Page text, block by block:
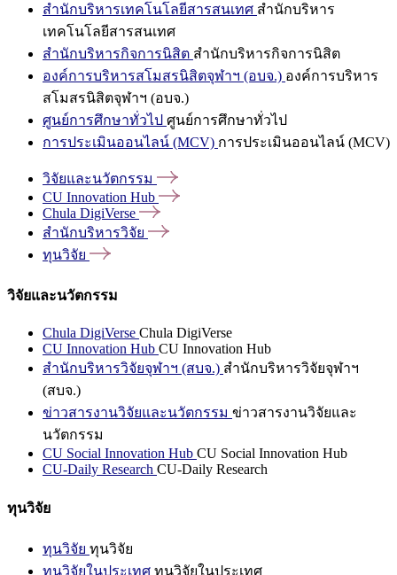
สำนักบริหารเทคโนโลยีสารสนเทศ สำนักบริหาร
เทคโนโลยีสารสนเทศ
สำนักบริหารกิจการนิสิต สำนักบริหารกิจการนิสิต
องค์การบริหารสโมสรนิสิตจุฬาฯ (อบจ.) องค์การบริหาร
สโมสรนิสิตจุฬาฯ (อบจ.)
ศูนย์การศึกษาทั่วไป ศูนย์การศึกษาทั่วไป
การประเมินออนไลน์ (MCV) การประเมินออนไลน์ (MCV)
วิจัยและนวัตกรรม
CU Innovation Hub
Chula DigiVerse
สำนักบริหารวิจัย
ทุนวิจัย
วิจัยและนวัตกรรม
Chula DigiVerse Chula DigiVerse
CU Innovation Hub CU Innovation Hub
สำนักบริหารวิจัยจุฬาฯ (สบจ.) สำนักบริหารวิจัยจุฬาฯ
(สบจ.)
ข่าวสารงานวิจัยและนวัตกรรม ข่าวสารงานวิจัยและ
นวัตกรรม
CU Social Innovation Hub CU Social Innovation Hub
CU-Daily Research CU-Daily Research
ทุนวิจัย
ทุนวิจัย ทุนวิจัย
ทุนวิจัยในประเทศ ทุนวิจัยในประเทศ